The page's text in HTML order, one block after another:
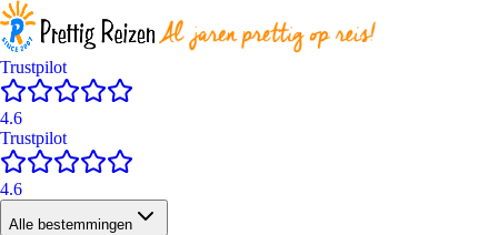
Trustpilot
4.6
Trustpilot
4.6
Alle bestemmingen